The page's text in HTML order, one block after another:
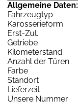
Allgemeine Daten:
Fahrzeugtyp
Karosserieform
Erst-Zul.
Getriebe
Kilometerstand
Anzahl der Türen
Farbe
Standort
Lieferzeit
Unsere Nummer